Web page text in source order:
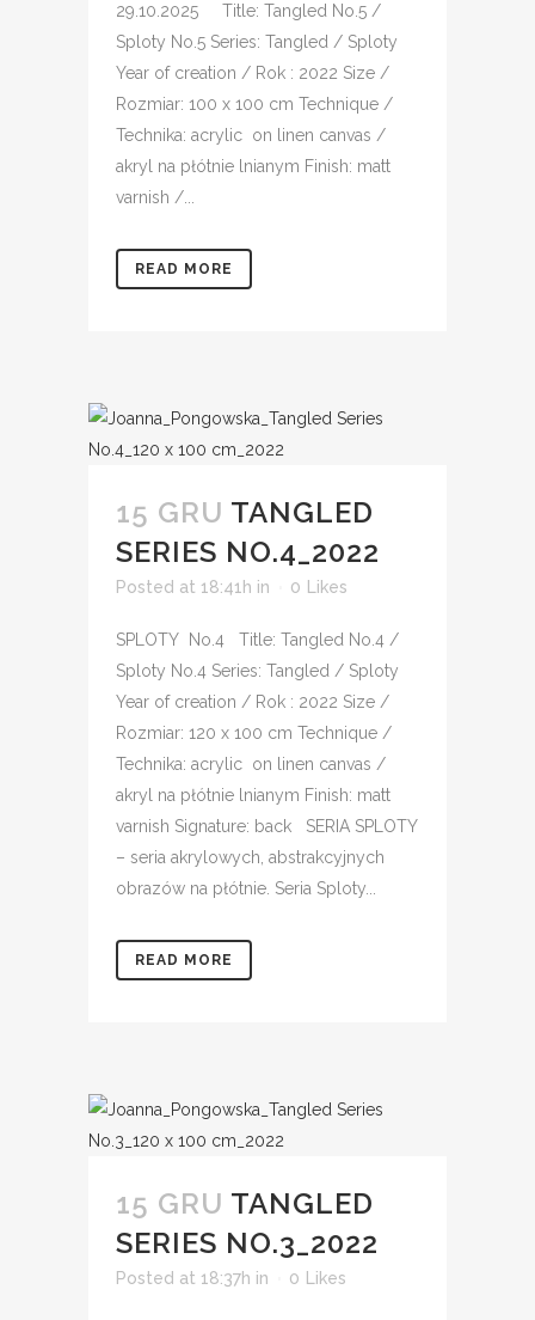
29.10.2025 Title: Tangled No.5 /
Sploty No.5 Series: Tangled / Sploty
Year of creation / Rok : 2022 Size /
Rozmiar: 100 x 100 cm Technique /
Technika: acrylic on linen canvas /
akryl na płótnie lnianym Finish: matt
varnish /...
READ MORE
15 GRU TANGLED
SERIES NO.4_2022
Posted at 18:41h in 0 Likes
SPLOTY No.4 Title: Tangled No.4 /
Sploty No.4 Series: Tangled / Sploty
Year of creation / Rok : 2022 Size /
Rozmiar: 120 x 100 cm Technique /
Technika: acrylic on linen canvas /
akryl na płótnie lnianym Finish: matt
varnish Signature: back SERIA SPLOTY
– seria akrylowych, abstrakcyjnych
obrazów na płótnie. Seria Sploty...
READ MORE
15 GRU TANGLED
SERIES NO.3_2022
Posted at 18:37h in 0 Likes